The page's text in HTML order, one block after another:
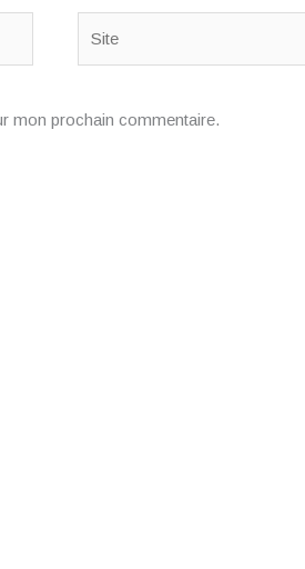
mon prochain commentaire.